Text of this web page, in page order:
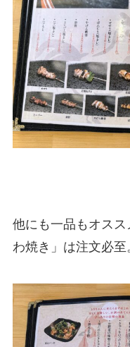
他にも一品もオス
わ焼き」は注文必至